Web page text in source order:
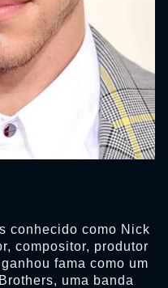
conhecido como Nick
compositor, produtor
fama como um
uma banda